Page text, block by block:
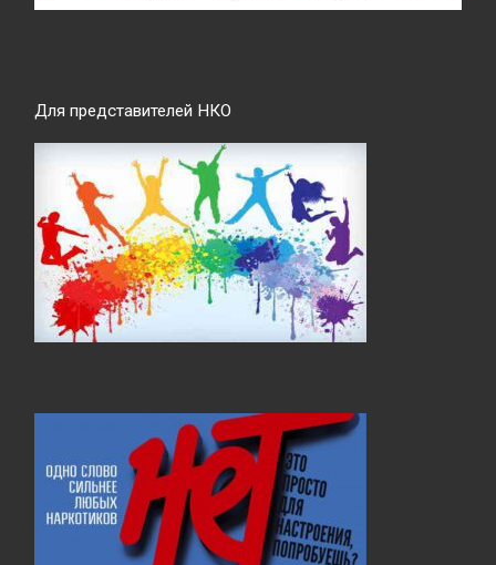
Для представителей НКО